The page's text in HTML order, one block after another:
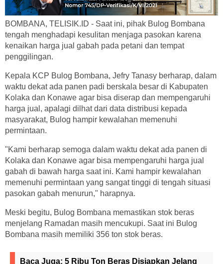
BOMBANA, TELISIK.ID - Saat ini, pihak Bulog Bombana
tengah menghadapi kesulitan menjaga pasokan karena
kenaikan harga jual gabah pada petani dan tempat
penggilingan.
Kepala KCP Bulog Bombana, Jefry Tanasy berharap, dalam
waktu dekat ada panen padi berskala besar di Kabupaten
Kolaka dan Konawe agar bisa diserap dan mempengaruhi
harga jual, apalagi dilhat dari data distribusi kepada
masyarakat, Bulog hampir kewalahan memenuhi
permintaan.
"Kami berharap semoga dalam waktu dekat ada panen di
Kolaka dan Konawe agar bisa mempengaruhi harga jual
gabah di bawah harga saat ini. Kami hampir kewalahan
memenuhi permintaan yang sangat tinggi di tengah situasi
pasokan gabah menurun," harapnya.
Meski begitu, Bulog Bombana memastikan stok beras
menjelang Ramadan masih mencukupi. Saat ini Bulog
Bombana masih memiliki 356 ton stok beras.
Baca Juga: 5 Ribu Ton Beras Disiapkan Jelang